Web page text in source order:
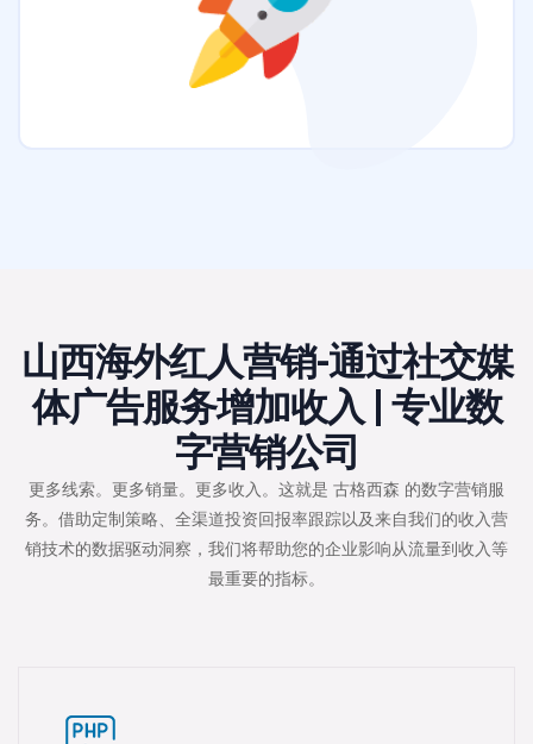
山西海外红人营销-通过社交媒
体广告服务增加收入 | 专业数
字营销公司
更多线索。更多销量。更多收入。这就是 古格西森 的数字营销服
务。借助定制策略、全渠道投资回报率跟踪以及来自我们的收入营
销技术的数据驱动洞察，我们将帮助您的企业影响从流量到收入等
最重要的指标。